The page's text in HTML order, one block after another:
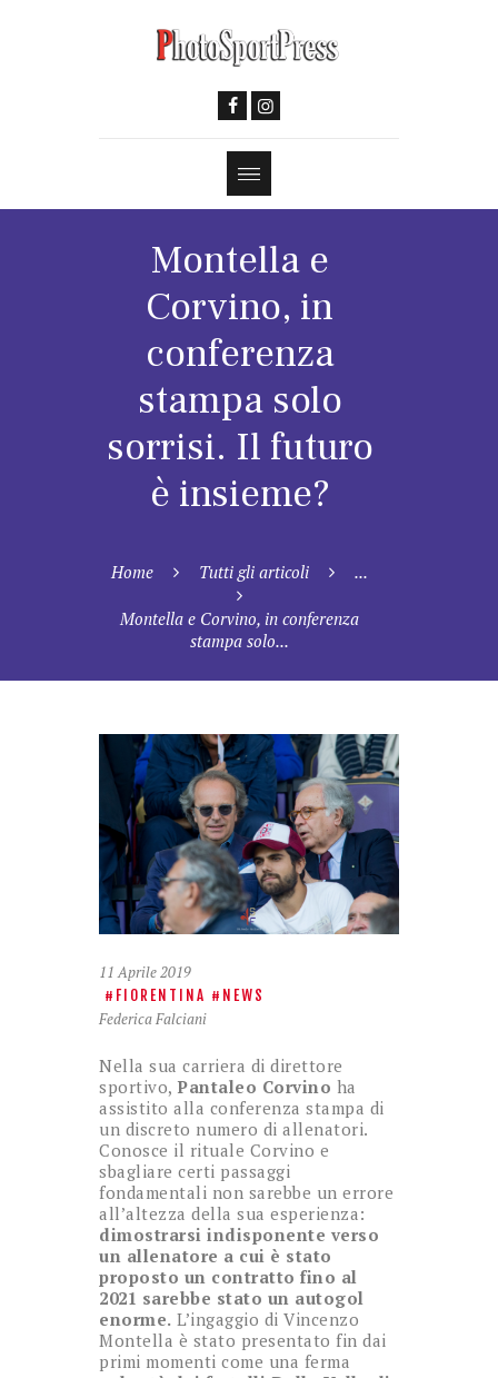
Montella e
Corvino, in
conferenza
stampa solo
sorrisi. Il futuro
è insieme?
Home Tutti gli articoli ...
Montella e Corvino, in conferenza
stampa solo...
11 Aprile 2019
FIORENTINA NEWS
Federica Falciani
Nella sua carriera di direttore
sportivo, Pantaleo Corvino ha
assistito alla conferenza stampa di
un discreto numero di allenatori.
Conosce il rituale Corvino e
sbagliare certi passaggi
fondamentali non sarebbe un errore
all’altezza della sua esperienza:
dimostrarsi indisponente verso
un allenatore a cui è stato
proposto un contratto fino al
2021 sarebbe stato un autogol
enorme. L’ingaggio di Vincenzo
Montella è stato presentato fin dai
primi momenti come una ferma